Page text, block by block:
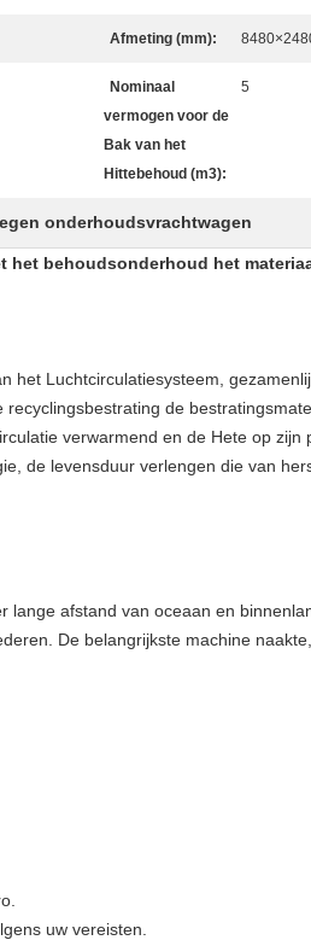
Afmeting (mm):
Nominaal
vermogen voor de
Bak van het
Hittebehoud (m3):
5
onderhoudsvrachtwagen
het behoudsonderhoud het
het Luchtcirculatiesysteem,
de
verwarmend en de Hete op zijn
de levensduur verlengen die van
afstand van oceaan en
De belangrijkste machine
uw vereisten.